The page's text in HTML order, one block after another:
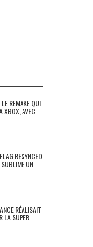
REMAKE QUI
XBOX, AVEC
RESYNCED
UN
RÉALISAIT
LA SUPER